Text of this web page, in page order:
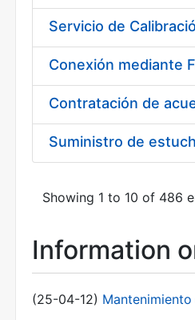
Suministro de
Showing 1 to 10 of 486
Information
(25-04-12)